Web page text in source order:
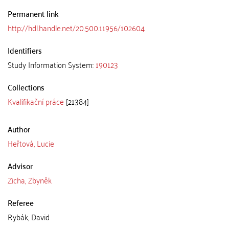
Permanent link
http://hdl.handle.net/20.500.11956/102604
Identifiers
Study Information System:190123
Collections
Kvalifikační práce [21384]
Author
Heřtová, Lucie
Advisor
Zicha, Zbyněk
Referee
Rybák, David